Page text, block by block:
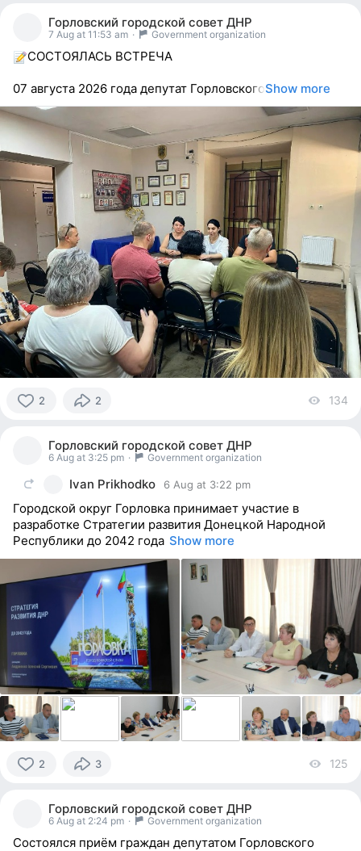
Горловский городской совет ДНР
7 Aug at 11:53 am · Government organization
СОСТОЯЛАСЬ ВСТРЕЧА
07 августа 2026 года депутат ГорловскогоShow more
2 2 134
Горловский городской совет ДНР
6 Aug at 3:25 pm · Government organization
Ivan Prikhodko 6 Aug at 3:22 pm
Городской округ Горловка принимает участие в
разработке Стратегии развития Донецкой Народной
Республики до 2042 года Show more
2 3 125
Горловский городской совет ДНР
6 Aug at 2:24 pm · Government organization
Состоялся приём граждан депутатом Горловского